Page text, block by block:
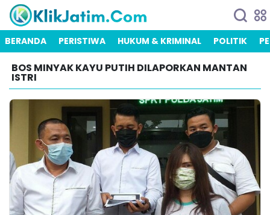
BERANDA PERISTIWA HUKUM & KRIMINAL POLITIK
BOS MINYAK KAYU PUTIH DILAPORKAN MANTAN
ISTRI